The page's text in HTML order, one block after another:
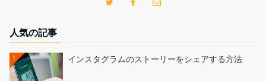
人気の記事
1 インスタグラムのストーリーをシェアする方法